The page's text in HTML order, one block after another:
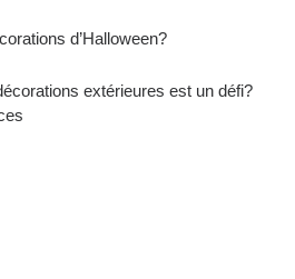
d’Halloween?
extérieures est un défi?